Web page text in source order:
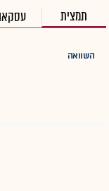
תמצית
השוואה